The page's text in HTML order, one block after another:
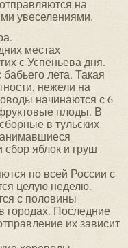
на
увеселениями.
местах
с Успеньева дня.
лета. Такая
нежели на
начинаются с 6
плоды. В
в тульских
яблок и груш
по всей России с
целую неделю.
с половины
городах. Последние
их зависит